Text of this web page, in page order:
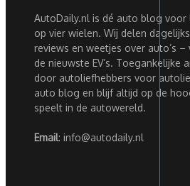
AutoDaily.nl is dé auto blog voor
op vier wielen. Wij delen
reviews en weetjes over auto’s
de nieuwste EV’s. Toegankelijke
door autoliefhebbers voor
auto blog en blijf altijd op de
speelt in de autowereld.
Email: info@autodaily.nl